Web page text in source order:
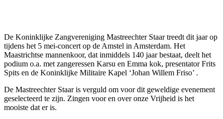
De Koninklijke Zangvereniging Mastreechter Staar treedt dit jaar op
tijdens het 5 mei-concert op de Amstel in Amsterdam. Het
Maastrichtse mannenkoor, dat inmiddels 140 jaar bestaat, deelt het
podium o.a. met zangeressen Karsu en Emma kok, presentator Frits
Spits en de Koninklijke Militaire Kapel ‘Johan Willem Friso’ .
De Mastreechter Staar is verguld om voor dit geweldige evenement
geselecteerd te zijn. Zingen voor en over onze Vrijheid is het
mooiste dat er is.